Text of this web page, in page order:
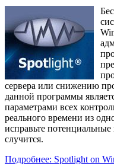
сервера или снижению
данной программы
параметрами всех
реального времени из
исправьте
случится.
Подробнее: Spotlight on